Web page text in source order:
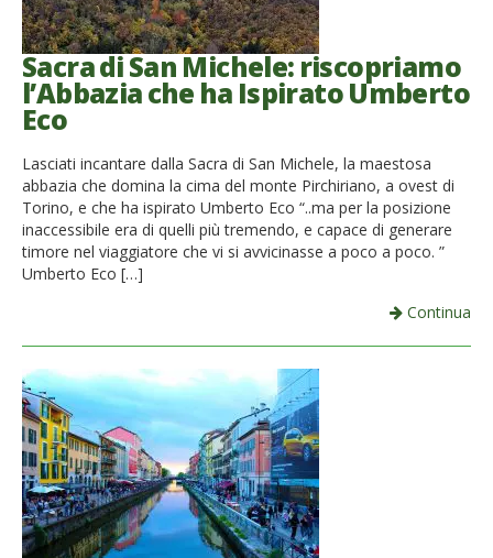
Sacra di San Michele: riscopriamo
l’Abbazia che ha Ispirato Umberto
Eco
Lasciati incantare dalla Sacra di San Michele, la maestosa
abbazia che domina la cima del monte Pirchiriano, a ovest di
Torino, e che ha ispirato Umberto Eco “..ma per la posizione
inaccessibile era di quelli più tremendo, e capace di generare
timore nel viaggiatore che vi si avvicinasse a poco a poco. ”
Umberto Eco […]
Continua